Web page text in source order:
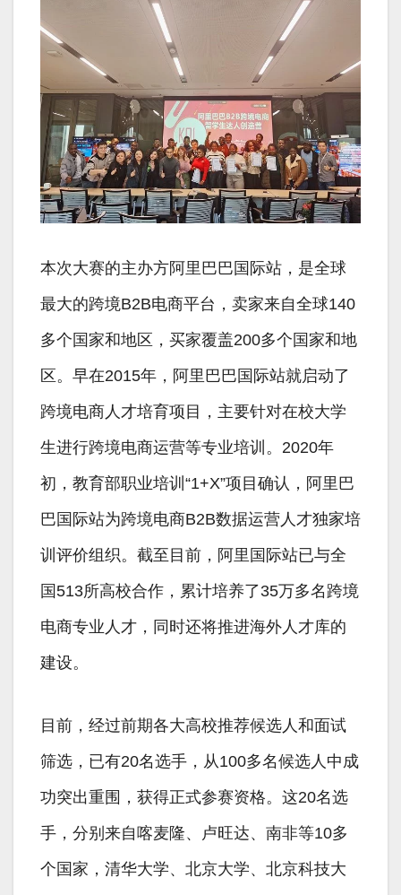
本次大赛的主办方阿里巴巴国际站，是全球
最大的跨境B2B电商平台，卖家来自全球140
多个国家和地区，买家覆盖200多个国家和地
区。早在2015年，阿里巴巴国际站就启动了
跨境电商人才培育项目，主要针对在校大学
生进行跨境电商运营等专业培训。2020年
初，教育部职业培训“1+X”项目确认，阿里巴
巴国际站为跨境电商B2B数据运营人才独家培
训评价组织。截至目前，阿里国际站已与全
国513所高校合作，累计培养了35万多名跨境
电商专业人才，同时还将推进海外人才库的
建设。
目前，经过前期各大高校推荐候选人和面试
筛选，已有20名选手，从100多名候选人中成
功突出重围，获得正式参赛资格。这20名选
手，分别来自喀麦隆、卢旺达、南非等10多
个国家，清华大学、北京大学、北京科技大